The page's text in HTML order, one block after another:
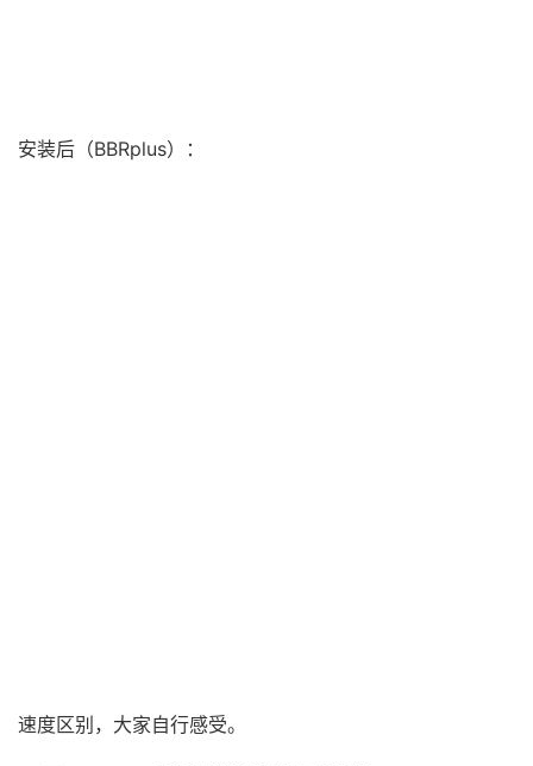
安装后（BBRplus）：
速度区别，大家自行感受。